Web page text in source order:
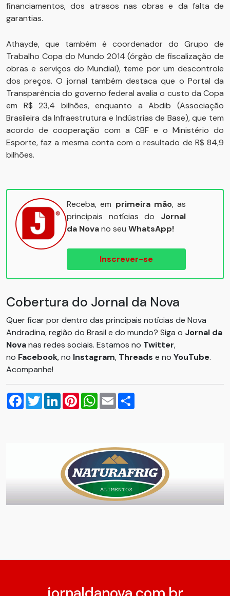
financiamentos, dos atrasos nas obras e da falta de
garantias.
Athayde, que também é coordenador do Grupo de
Trabalho Copa do Mundo 2014 (órgão de fiscalização de
obras e serviços do Mundial), teme por um descontrole
dos preços. O jornal também destaca que o Portal da
Transparência do governo federal avalia o custo da Copa
em R$ 23,4 bilhões, enquanto a Abdib (Associação
Brasileira da Infraestrutura e Indústrias de Base), que tem
acordo de cooperação com a CBF e o Ministério do
Esporte, faz a mesma conta com o resultado de R$ 84,9
bilhões.
Receba, em primeira mão, as
principais notícias do Jornal
da Novano seu WhatsApp!
Inscrever-se
Cobertura do Jornal da Nova
Quer ficar por dentro das principais notícias de Nova
Andradina, região do Brasil e do mundo? Siga o Jornal da
Novanas redes sociais. Estamos no Twitter,
no Facebook, no Instagram, Threads e no YouTube.
Acompanhe!
Facebook
TwitterLinkedInPinterestWhatsApp
Email